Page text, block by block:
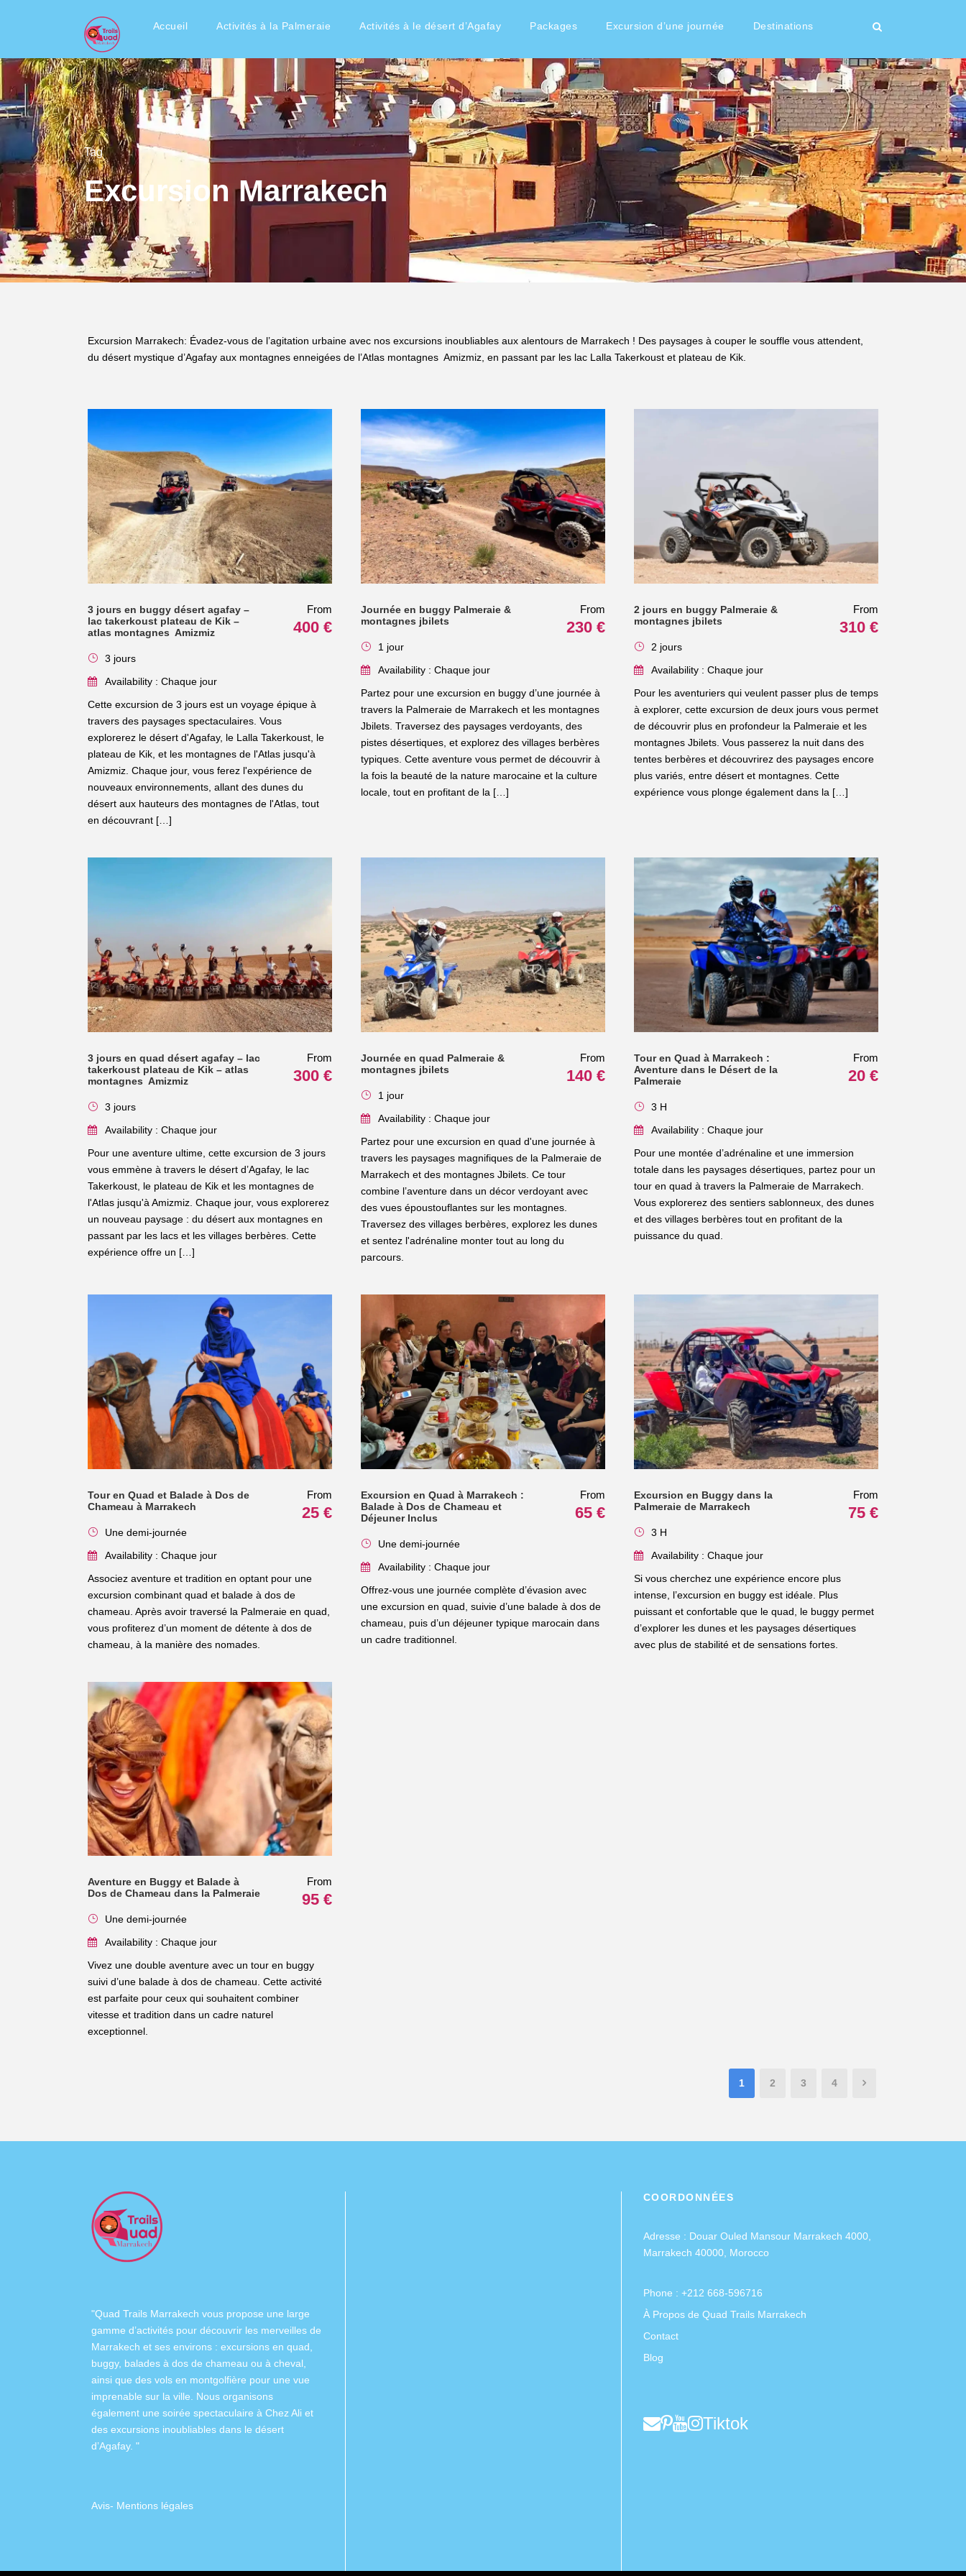
Accueil Activités à la Palmeraie Activités à le désert d’Agafay Packages Excursion d’une journée Destinations
Tag
Excursion Marrakech
Excursion Marrakech: Évadez-vous de l’agitation urbaine avec nos excursions inoubliables aux alentours de Marrakech ! Des paysages à couper le souffle vous attendent,
du désert mystique d’Agafay aux montagnes enneigées de l’Atlas montagnes Amizmiz, en passant par les lac Lalla Takerkoust et plateau de Kik.
3 jours en buggy désert agafay –
lac takerkoust plateau de Kik –
atlas montagnes Amizmiz
From
400 €
3 jours
Availability : Chaque jour
Cette excursion de 3 jours est un voyage épique à
travers des paysages spectaculaires. Vous
explorerez le désert d'Agafay, le Lalla Takerkoust, le
plateau de Kik, et les montagnes de l'Atlas jusqu'à
Amizmiz. Chaque jour, vous ferez l'expérience de
nouveaux environnements, allant des dunes du
désert aux hauteurs des montagnes de l'Atlas, tout
en découvrant […]
Journée en buggy Palmeraie &
montagnes jbilets
From
230 €
1 jour
Availability : Chaque jour
Partez pour une excursion en buggy d’une journée à
travers la Palmeraie de Marrakech et les montagnes
Jbilets. Traversez des paysages verdoyants, des
pistes désertiques, et explorez des villages berbères
typiques. Cette aventure vous permet de découvrir à
la fois la beauté de la nature marocaine et la culture
locale, tout en profitant de la […]
2 jours en buggy Palmeraie &
montagnes jbilets
From
310 €
2 jours
Availability : Chaque jour
Pour les aventuriers qui veulent passer plus de temps
à explorer, cette excursion de deux jours vous permet
de découvrir plus en profondeur la Palmeraie et les
montagnes Jbilets. Vous passerez la nuit dans des
tentes berbères et découvrirez des paysages encore
plus variés, entre désert et montagnes. Cette
expérience vous plonge également dans la […]
3 jours en quad désert agafay – lac
takerkoust plateau de Kik – atlas
montagnes Amizmiz
From
300 €
3 jours
Availability : Chaque jour
Pour une aventure ultime, cette excursion de 3 jours
vous emmène à travers le désert d’Agafay, le lac
Takerkoust, le plateau de Kik et les montagnes de
l'Atlas jusqu'à Amizmiz. Chaque jour, vous explorerez
un nouveau paysage : du désert aux montagnes en
passant par les lacs et les villages berbères. Cette
expérience offre un […]
Journée en quad Palmeraie &
montagnes jbilets
From
140 €
1 jour
Availability : Chaque jour
Partez pour une excursion en quad d'une journée à
travers les paysages magnifiques de la Palmeraie de
Marrakech et des montagnes Jbilets. Ce tour
combine l’aventure dans un décor verdoyant avec
des vues époustouflantes sur les montagnes.
Traversez des villages berbères, explorez les dunes
et sentez l'adrénaline monter tout au long du
parcours.
Tour en Quad à Marrakech :
Aventure dans le Désert de la
Palmeraie
From
20 €
3 H
Availability : Chaque jour
Pour une montée d’adrénaline et une immersion
totale dans les paysages désertiques, partez pour un
tour en quad à travers la Palmeraie de Marrakech.
Vous explorerez des sentiers sablonneux, des dunes
et des villages berbères tout en profitant de la
puissance du quad.
Tour en Quad et Balade à Dos de
Chameau à Marrakech
From
25 €
Une demi-journée
Availability : Chaque jour
Associez aventure et tradition en optant pour une
excursion combinant quad et balade à dos de
chameau. Après avoir traversé la Palmeraie en quad,
vous profiterez d’un moment de détente à dos de
chameau, à la manière des nomades.
Excursion en Quad à Marrakech :
Balade à Dos de Chameau et
Déjeuner Inclus
From
65 €
Une demi-journée
Availability : Chaque jour
Offrez-vous une journée complète d’évasion avec
une excursion en quad, suivie d’une balade à dos de
chameau, puis d’un déjeuner typique marocain dans
un cadre traditionnel.
Excursion en Buggy dans la
Palmeraie de Marrakech
From
75 €
3 H
Availability : Chaque jour
Si vous cherchez une expérience encore plus
intense, l’excursion en buggy est idéale. Plus
puissant et confortable que le quad, le buggy permet
d’explorer les dunes et les paysages désertiques
avec plus de stabilité et de sensations fortes.
Aventure en Buggy et Balade à
Dos de Chameau dans la Palmeraie
From
95 €
Une demi-journée
Availability : Chaque jour
Vivez une double aventure avec un tour en buggy
suivi d’une balade à dos de chameau. Cette activité
est parfaite pour ceux qui souhaitent combiner
vitesse et tradition dans un cadre naturel
exceptionnel.
1 2 3 4
"Quad Trails Marrakech vous propose une large
gamme d’activités pour découvrir les merveilles de
Marrakech et ses environs : excursions en quad,
buggy, balades à dos de chameau ou à cheval,
ainsi que des vols en montgolfière pour une vue
imprenable sur la ville. Nous organisons
également une soirée spectaculaire à Chez Ali et
des excursions inoubliables dans le désert
d’Agafay. "
Avis- Mentions légales
COORDONNÉES
Adresse : Douar Ouled Mansour Marrakech 4000,
Marrakech 40000, Morocco
Phone : +212 668-596716
À Propos de Quad Trails Marrakech
Contact
Blog
Tiktok